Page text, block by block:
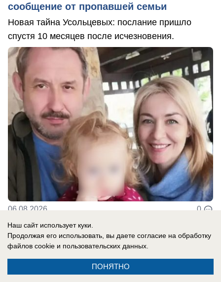
сообщение от пропавшей семьи
Новая тайна Усольцевых: послание пришло
спустя 10 месяцев после исчезновения.
06.08.2026 0
Новости СМИ2
Наш сайт использует куки.
Продолжая его использовать, вы даете согласие на обработку
файлов cookie и пользовательских данных.
ПОНЯТНО